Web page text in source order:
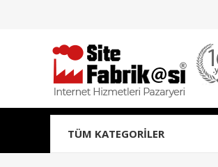
TÜM KATEGORILER